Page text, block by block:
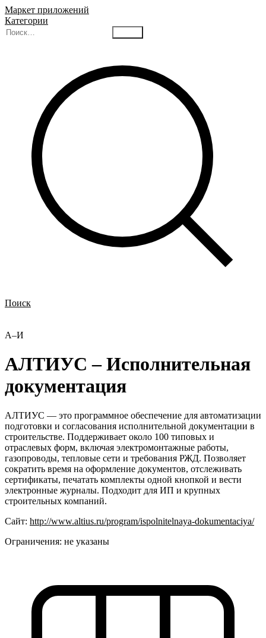
Маркет приложений
Категории
Поиск
А–И
АЛТИУС – Исполнительная
документация
АЛТИУС — это программное обеспечение для автоматизации
подготовки и согласования исполнительной документации в
строительстве. Поддерживает около 100 типовых и
отраслевых форм, включая электромонтажные работы,
газопроводы, тепловые сети и требования РЖД. Позволяет
сократить время на оформление документов, отслеживать
сертификаты, печатать комплекты одной кнопкой и вести
электронные журналы. Подходит для ИП и крупных
строительных компаний.
Сайт: http://www.altius.ru/program/ispolnitelnaya-dokumentaciya/
Ограничения: не указаны